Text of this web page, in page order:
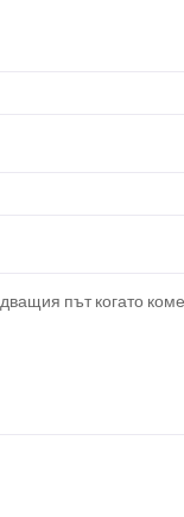
път когато